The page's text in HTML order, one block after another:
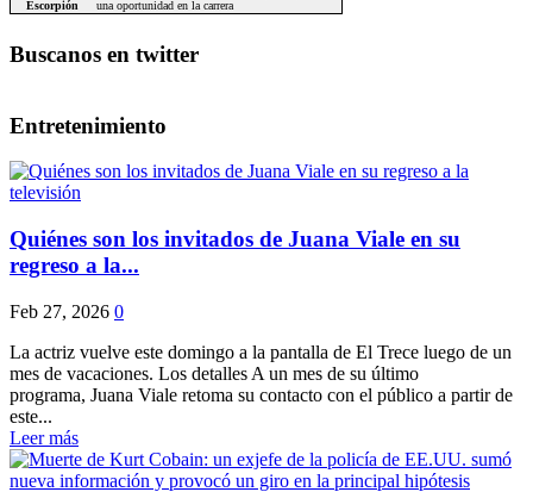
Buscanos en twitter
Entretenimiento
Quiénes son los invitados de Juana Viale en su
regreso a la...
Feb 27, 2026 0
La actriz vuelve este domingo a la pantalla de El Trece luego de un
mes de vacaciones. Los detalles A un mes de su último
programa, Juana Viale retoma su contacto con el público a partir de
este...
Leer más